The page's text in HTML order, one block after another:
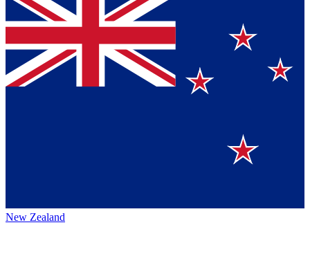
New Zealand